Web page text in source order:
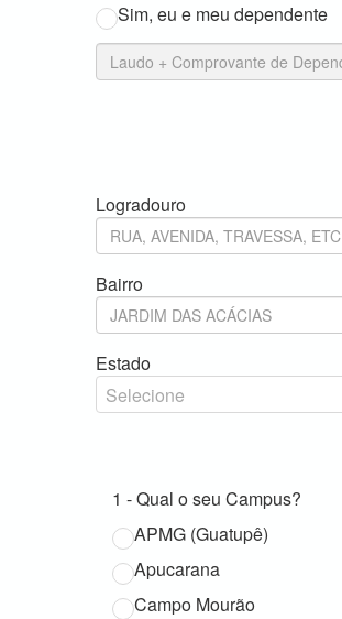
Sim, eu e meu dependente
Logradouro
Bairro
Estado
1 - Qual o seu Campus?
APMG (Guatupê)
Apucarana
Campo Mourão